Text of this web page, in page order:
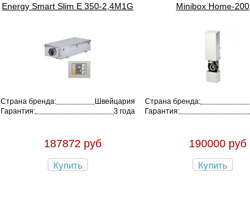
Energy Smart Slim E 350-2,4M1G
Страна бренда:
Швейцария
Гарантия:
3 года
187872 руб
Купить
Minibox Home-200
Страна бренда:
Гарантия:
190000 руб
Купить